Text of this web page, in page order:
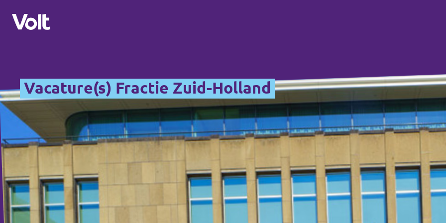
Overzicht fracties en communities
Fracties
Delft
Rotterdam
Standpunten
Over Volt
Mensen
Nieuws
Vacature(s) Fractie Zuid-Holland